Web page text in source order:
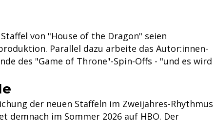
von "House of the Dragon" seien
Parallel dazu arbeite das Autor:innen-
des "Game of Throne"-Spin-Offs - "und es wird
der neuen Staffeln im Zweijahres-Rhythmus
demnach im Sommer 2026 auf HBO. Der